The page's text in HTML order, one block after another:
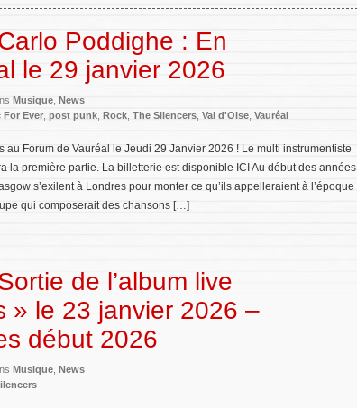
Poddighe : En
le 29 janvier 2026
Musique News
For Ever post punk Rock The Silencers Val d'Oise Vauréal
au Forum de Vauréal le Jeudi 29 Janvier 2026 ! Le multi instrumentiste
la première partie. La billetterie est disponible ICI Au début des années
s’exilent à Londres pour monter ce qu’ils appelleraient à l’époque
qui composerait des chansons […]
de l’album live
» le 23 janvier 2026 –
début 2026
Musique News